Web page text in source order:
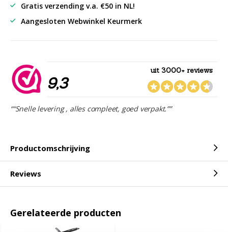
Gratis verzending v.a. €50 in NL!
Aangesloten Webwinkel Keurmerk
9,3
uit 3000+ reviews
““Snelle levering , alles compleet, goed verpakt.””
Productomschrijving
Reviews
Gerelateerde producten